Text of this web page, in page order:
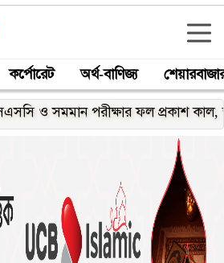
কর্পোরেট অর্থ-বাণিজ্য
পরীক্ষার ফল প্রকাশ কাল, জানবেন